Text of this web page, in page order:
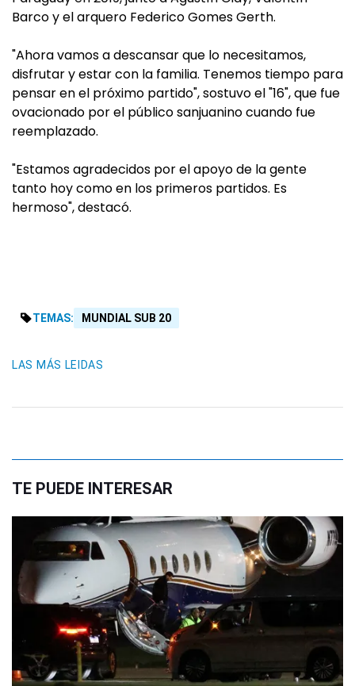
Barco y el arquero Federico Gomes Gerth.
"Ahora vamos a descansar que lo necesitamos,
disfrutar y estar con la familia. Tenemos tiempo para
pensar en el próximo partido", sostuvo el "16", que fue
ovacionado por el público sanjuanino cuando fue
reemplazado.
"Estamos agradecidos por el apoyo de la gente
tanto hoy como en los primeros partidos. Es
hermoso", destacó.
TEMAS: MUNDIAL SUB 20
LAS MÁS LEIDAS
TE PUEDE INTERESAR